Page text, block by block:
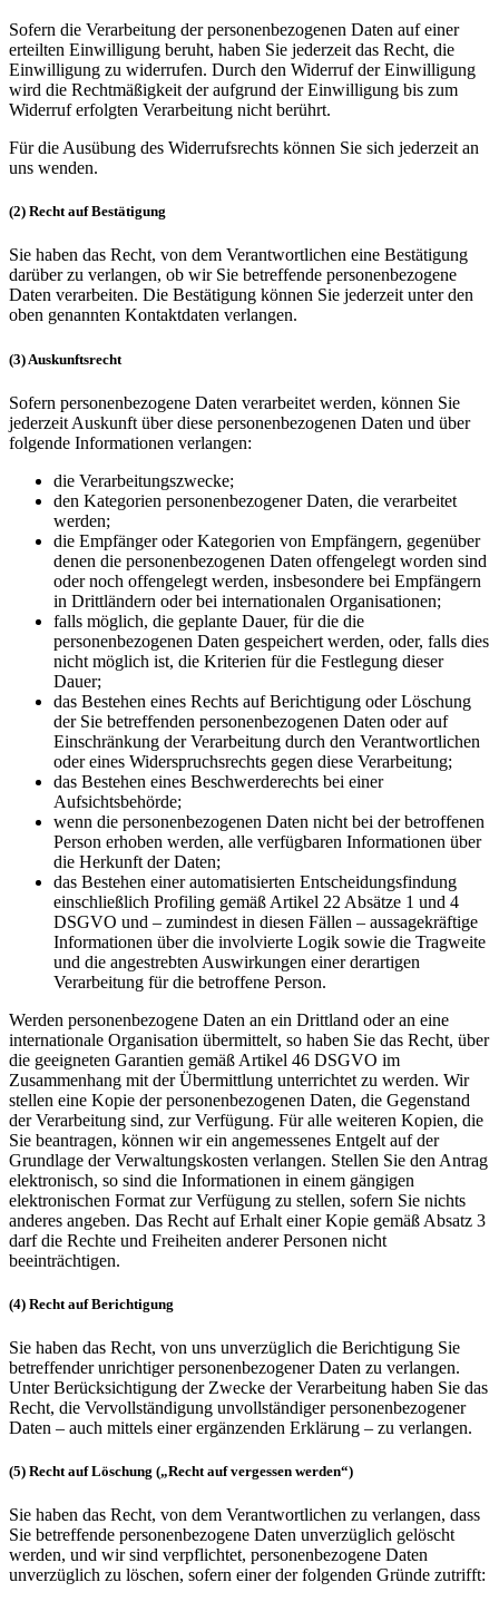
Sofern die Verarbeitung der personenbezogenen Daten auf einer
erteilten Einwilligung beruht, haben Sie jederzeit das Recht, die
Einwilligung zu widerrufen. Durch den Widerruf der Einwilligung
wird die Rechtmäßigkeit der aufgrund der Einwilligung bis zum
Widerruf erfolgten Verarbeitung nicht berührt.
Für die Ausübung des Widerrufsrechts können Sie sich jederzeit an
uns wenden.
(2) Recht auf Bestätigung
Sie haben das Recht, von dem Verantwortlichen eine Bestätigung
darüber zu verlangen, ob wir Sie betreffende personenbezogene
Daten verarbeiten. Die Bestätigung können Sie jederzeit unter den
oben genannten Kontaktdaten verlangen.
(3) Auskunftsrecht
Sofern personenbezogene Daten verarbeitet werden, können Sie
jederzeit Auskunft über diese personenbezogenen Daten und über
folgende Informationen verlangen:
die Verarbeitungszwecke;
den Kategorien personenbezogener Daten, die verarbeitet
werden;
die Empfänger oder Kategorien von Empfängern, gegenüber
denen die personenbezogenen Daten offengelegt worden sind
oder noch offengelegt werden, insbesondere bei Empfängern
in Drittländern oder bei internationalen Organisationen;
falls möglich, die geplante Dauer, für die die
personenbezogenen Daten gespeichert werden, oder, falls dies
nicht möglich ist, die Kriterien für die Festlegung dieser
Dauer;
das Bestehen eines Rechts auf Berichtigung oder Löschung
der Sie betreffenden personenbezogenen Daten oder auf
Einschränkung der Verarbeitung durch den Verantwortlichen
oder eines Widerspruchsrechts gegen diese Verarbeitung;
das Bestehen eines Beschwerderechts bei einer
Aufsichtsbehörde;
wenn die personenbezogenen Daten nicht bei der betroffenen
Person erhoben werden, alle verfügbaren Informationen über
die Herkunft der Daten;
das Bestehen einer automatisierten Entscheidungsfindung
einschließlich Profiling gemäß Artikel 22 Absätze 1 und 4
DSGVO und – zumindest in diesen Fällen – aussagekräftige
Informationen über die involvierte Logik sowie die Tragweite
und die angestrebten Auswirkungen einer derartigen
Verarbeitung für die betroffene Person.
Werden personenbezogene Daten an ein Drittland oder an eine
internationale Organisation übermittelt, so haben Sie das Recht, über
die geeigneten Garantien gemäß Artikel 46 DSGVO im
Zusammenhang mit der Übermittlung unterrichtet zu werden. Wir
stellen eine Kopie der personenbezogenen Daten, die Gegenstand
der Verarbeitung sind, zur Verfügung. Für alle weiteren Kopien, die
Sie beantragen, können wir ein angemessenes Entgelt auf der
Grundlage der Verwaltungskosten verlangen. Stellen Sie den Antrag
elektronisch, so sind die Informationen in einem gängigen
elektronischen Format zur Verfügung zu stellen, sofern Sie nichts
anderes angeben. Das Recht auf Erhalt einer Kopie gemäß Absatz 3
darf die Rechte und Freiheiten anderer Personen nicht
beeinträchtigen.
(4) Recht auf Berichtigung
Sie haben das Recht, von uns unverzüglich die Berichtigung Sie
betreffender unrichtiger personenbezogener Daten zu verlangen.
Unter Berücksichtigung der Zwecke der Verarbeitung haben Sie das
Recht, die Vervollständigung unvollständiger personenbezogener
Daten – auch mittels einer ergänzenden Erklärung – zu verlangen.
(5) Recht auf Löschung („Recht auf vergessen werden“)
Sie haben das Recht, von dem Verantwortlichen zu verlangen, dass
Sie betreffende personenbezogene Daten unverzüglich gelöscht
werden, und wir sind verpflichtet, personenbezogene Daten
unverzüglich zu löschen, sofern einer der folgenden Gründe zutrifft: